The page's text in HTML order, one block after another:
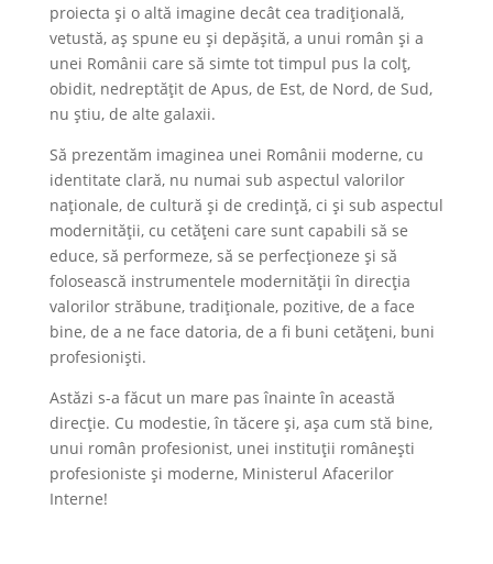
proiecta și o altă imagine decât cea tradițională,
vetustă, aș spune eu și depășită, a unui român și a
unei Românii care să simte tot timpul pus la colț,
obidit, nedreptățit de Apus, de Est, de Nord, de Sud,
nu știu, de alte galaxii.
Să prezentăm imaginea unei Românii moderne, cu
identitate clară, nu numai sub aspectul valorilor
naționale, de cultură și de credință, ci și sub aspectul
modernității, cu cetățeni care sunt capabili să se
educe, să performeze, să se perfecționeze și să
folosească instrumentele modernității în direcția
valorilor străbune, tradiționale, pozitive, de a face
bine, de a ne face datoria, de a fi buni cetățeni, buni
profesioniști.
Astăzi s-a făcut un mare pas înainte în această
direcție. Cu modestie, în tăcere și, așa cum stă bine,
unui român profesionist, unei instituții românești
profesioniste și moderne, Ministerul Afacerilor
Interne!